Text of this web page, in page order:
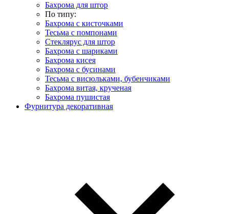
Бахрома для штор
По типу:
Бахрома с кисточками
Тесьма с помпонами
Стеклярус для штор
Бахрома с шариками
Бахрома кисея
Бахрома с бусинами
Тесьма с висюльками, бубенчиками
Бахрома витая, крученая
Бахрома пушистая
Фурнитура декоративная